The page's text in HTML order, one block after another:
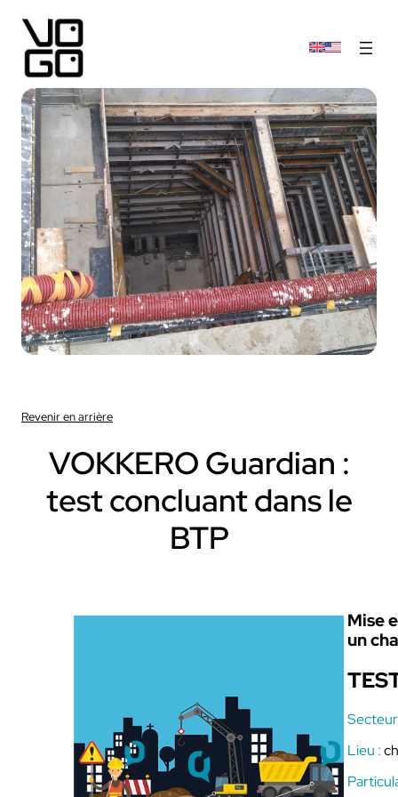
Revenir en arrière
VOKKERO Guardian :
test concluant dans le
BTP
Mise
un
Lieu :